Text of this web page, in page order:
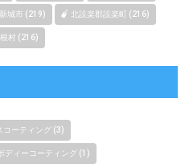
新城市 (219) 北設楽郡設楽町 (216)
根村 (216)
コーティング (3)
ディーコーティング (1)